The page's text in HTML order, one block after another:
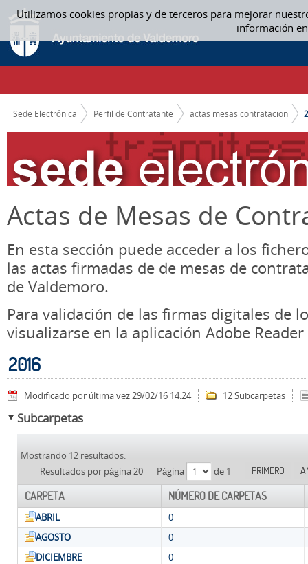
Utilizamos cookies propias y de terceros para mejorar
información
Saltar al contenido
2016 - ACTAS MESAS CONTRATACION
CAMINO DE MIGAS
Sede Electrónica Perfil de Contratante actas mesas contratacion
Actas de Mesas de
En esta sección puede acceder a los
las actas firmadas de de mesas de
de Valdemoro.
Para validación de las firmas digitales de
visualizarse en la aplicación Adobe Reader
2016
Modificado por última vez 29/02/16 14:24 12 Subcarpetas
Subcarpetas
Mostrando 12 resultados.
Resultados por página 20
Página de 1 PRIMERO
CARPETA NÚMERO DE CARPETAS
ABRIL
0
AGOSTO
0
DICIEMBRE
0